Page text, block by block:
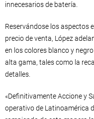
innecesarios de batería.
Reservándose los aspectos
precio de venta, López
en los colores blanco y
alta gama, tales como la
detalles.
«Definitivamente Accione y
operativo de Latinoamérica